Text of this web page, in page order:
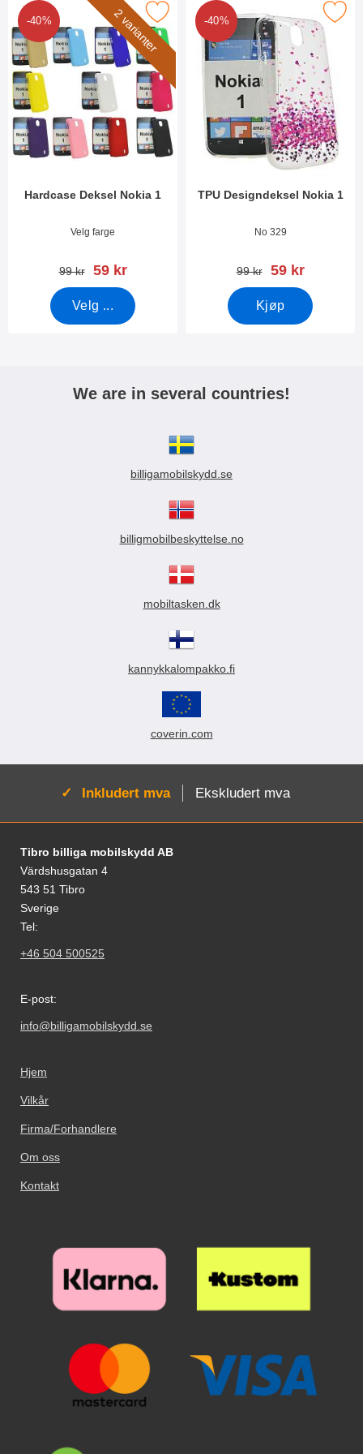
2 varianter
-40%
Hardcase Deksel Nokia 1
Varenummer 27814
Velg farge
gammel pris
99 kr ny pris
59 kr
Velg ...
Merk hardcase Deksel Nokia 1 som favoritt
-40%
TPU Designdeksel Nokia 1
Varenummer 27830
No 329
gammel pris
99 kr ny pris
59 kr
Kjøp
Merk tPU Designdeksel
We are in several countries!
billigamobilskydd.se
billigmobilbeskyttelse.no
mobiltasken.dk
kannykkalompakko.fi
coverin.com
Aktiv:
Inkludert mva Ekskludert mva
Footer-innhold Blandet informasjon og
Tibro billiga mobilskydd AB
Värdshusgatan 4
543 51 Tibro
Sverige
Tel:
+46 504 500525
E-post:
info@billigamobilskydd.se
Hjem
Vilkår
Firma/Forhandlere
Om oss
Kontakt